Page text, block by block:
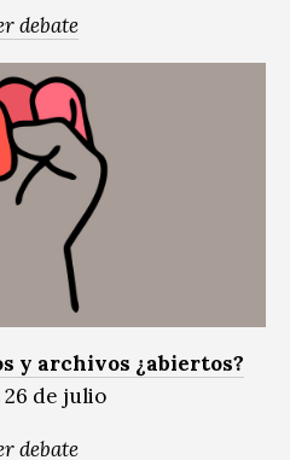
debate
y archivos ¿abiertos?
26 de julio
debate